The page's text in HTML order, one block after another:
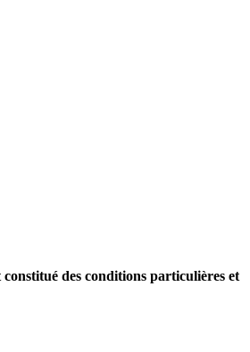
des conditions particulières et